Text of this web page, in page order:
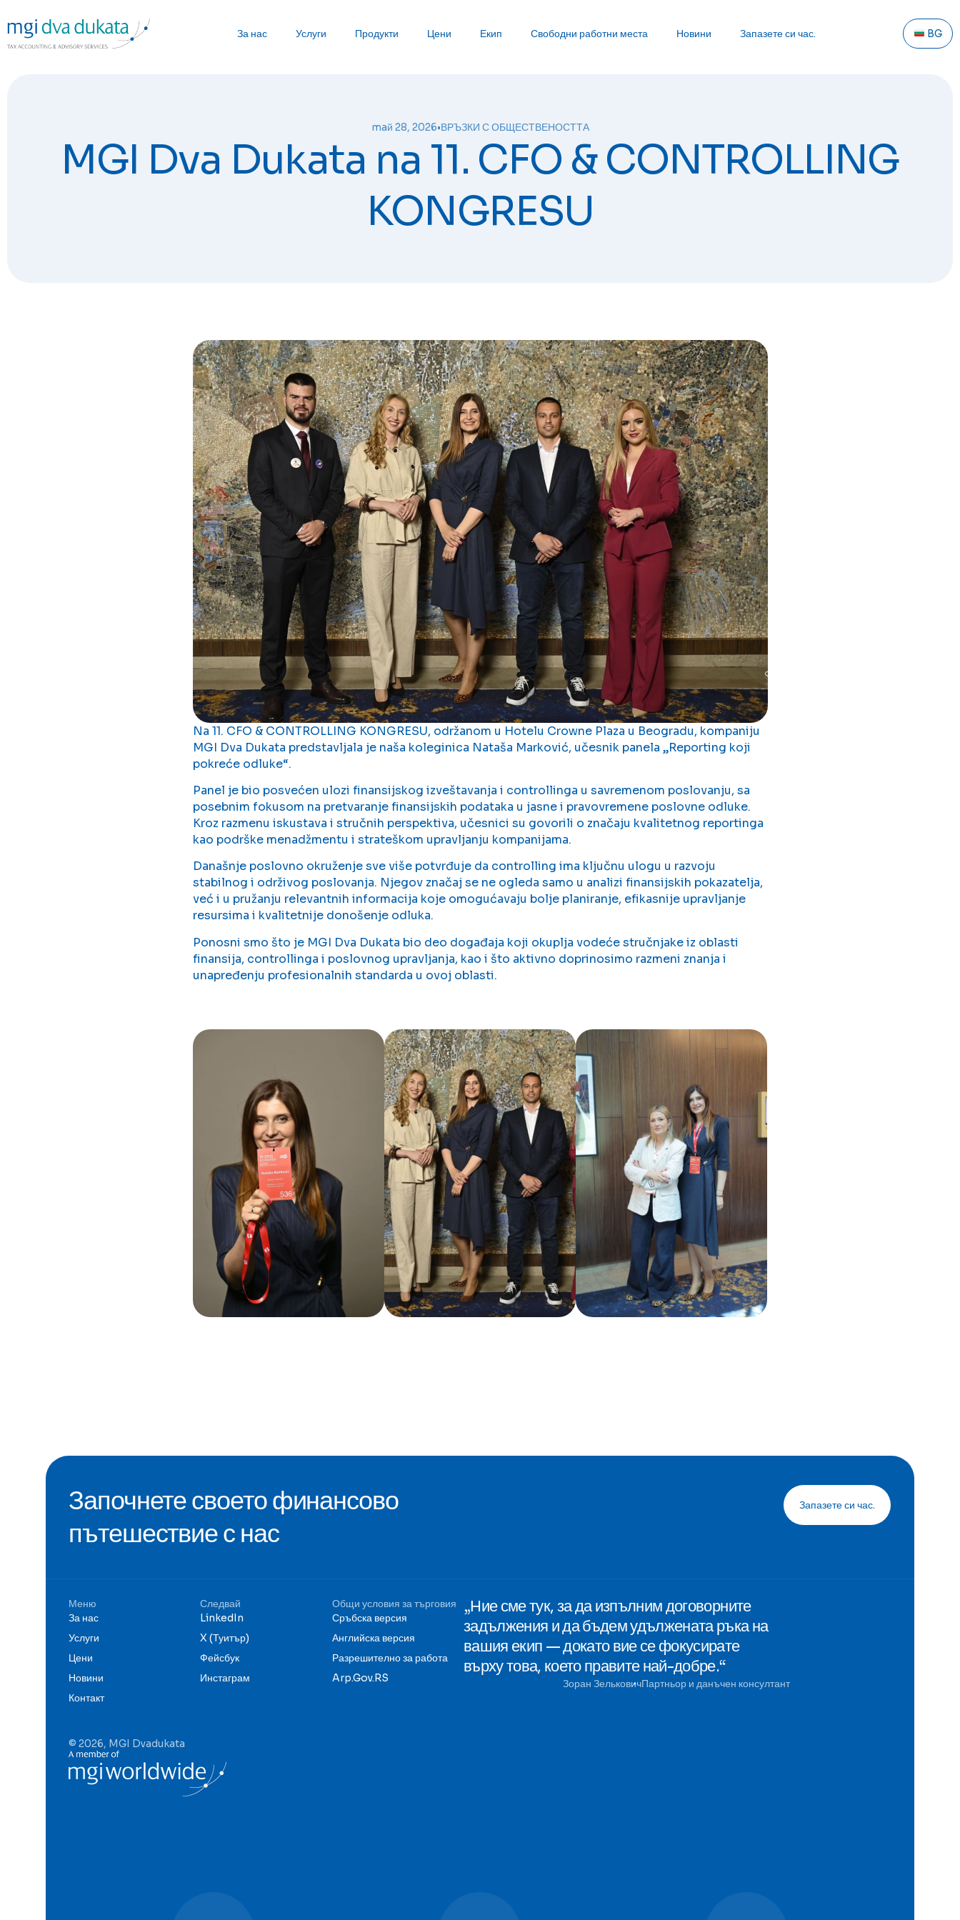
За нас Услуги Продукти Цени Екип Свободни работни места Новини Запазете си час. BG
maй 28, 2026•ВРЪЗКИ С ОБЩЕСТВЕНОСТТА
MGI Dva Dukata na 11. CFO & CONTROLLING
KONGRESU
Na 11. CFO & CONTROLLING KONGRESU, održanom u Hotelu Crowne Plaza u Beogradu, kompaniju
MGI Dva Dukata predstavljala je naša koleginica Nataša Marković, učesnik panela „Reporting koji
pokreće odluke“.
Panel je bio posvećen ulozi finansijskog izveštavanja i controllinga u savremenom poslovanju, sa
posebnim fokusom na pretvaranje finansijskih podataka u jasne i pravovremene poslovne odluke.
Kroz razmenu iskustava i stručnih perspektiva, učesnici su govorili o značaju kvalitetnog reportinga
kao podrške menadžmentu i strateškom upravljanju kompanijama.
Današnje poslovno okruženje sve više potvrđuje da controlling ima ključnu ulogu u razvoju
stabilnog i održivog poslovanja. Njegov značaj se ne ogleda samo u analizi finansijskih pokazatelja,
već i u pružanju relevantnih informacija koje omogućavaju bolje planiranje, efikasnije upravljanje
resursima i kvalitetnije donošenje odluka.
Ponosni smo što je MGI Dva Dukata bio deo događaja koji okuplja vodeće stručnjake iz oblasti
finansija, controllinga i poslovnog upravljanja, kao i što aktivno doprinosimo razmeni znanja i
unapređenju profesionalnih standarda u ovoj oblasti.
Започнете своето финансово
пътешествие с нас
Запазете си час.
Меню
За нас
Услуги
Цени
Новини
Контакт
Следвай
LinkedIn
X (Туитър)
Фейсбук
Инстаграм
Общи условия за търговия
Сръбска версия
Английска версия
Разрешително за работа
Arp.Gov.RS
„Ние сме тук, за да изпълним договорните
задължения и да бъдем удължената ръка на
вашия екип — докато вие се фокусирате
върху това, което правите най-добре.“
Зоран ЗельковичПартньор и данъчен консултант
© 2026, MGI Dvadukata